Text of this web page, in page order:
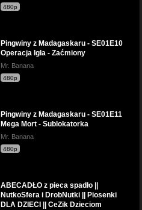
480p
Pingwiny z Madagaskaru - SE01E10
Operacja Igła - Zaćmiony
Mr. Banana
480p
Pingwiny z Madagaskaru - SE01E11
Mega Mort - Sublokatorka
Mr. Banana
480p
ABECADŁO z pieca spadło ||
NutkoSfera i DrobNutki || Piosenki
DLA DZIECI || CeZik Dzieciom